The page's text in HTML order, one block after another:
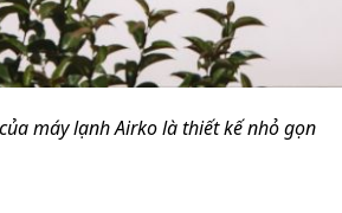
máy lạnh Airko là thiết kế nhỏ gọn